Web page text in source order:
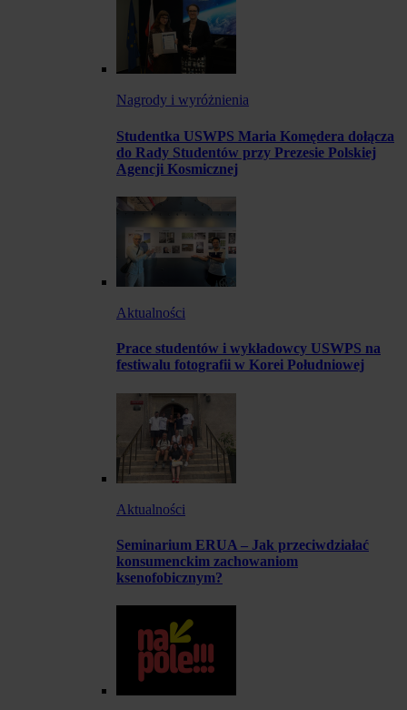
Nagrody i wyróżnienia
Studentka USWPS Maria Komędera dołącza
do Rady Studentów przy Prezesie Polskiej
Agencji Kosmicznej
Aktualności
Prace studentów i wykładowcy USWPS na
festiwalu fotografii w Korei Południowej
Aktualności
Seminarium ERUA – Jak przeciwdziałać
konsumenckim zachowaniom
ksenofobicznym?